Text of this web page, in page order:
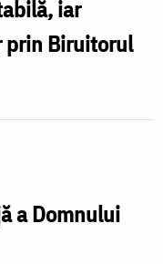
iar
prin Biruitorul
a Domnului